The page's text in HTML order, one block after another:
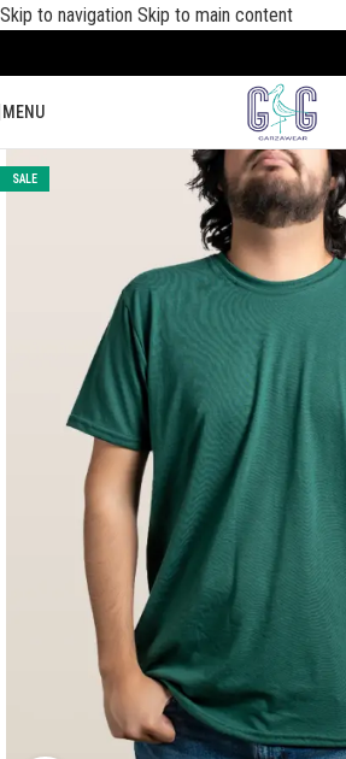
Skip to navigation Skip to main content
MENU
SALE